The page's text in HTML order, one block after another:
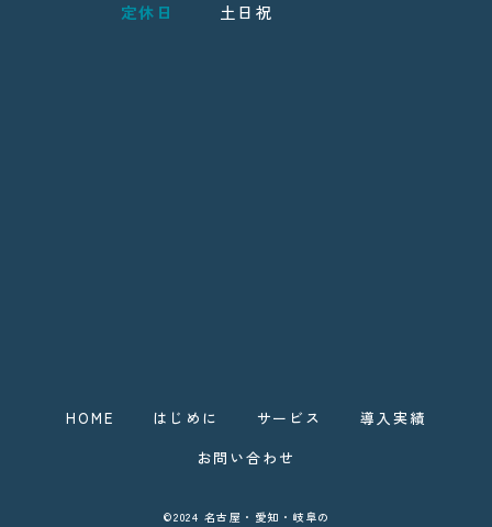
定休日
土日祝
HOME はじめに サービス
導入実績
お問い合わせ
©2024 名古屋・愛知・岐阜の